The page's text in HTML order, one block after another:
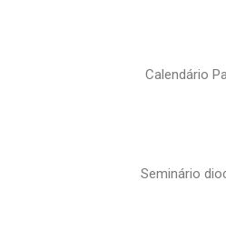
Calendário
Seminário